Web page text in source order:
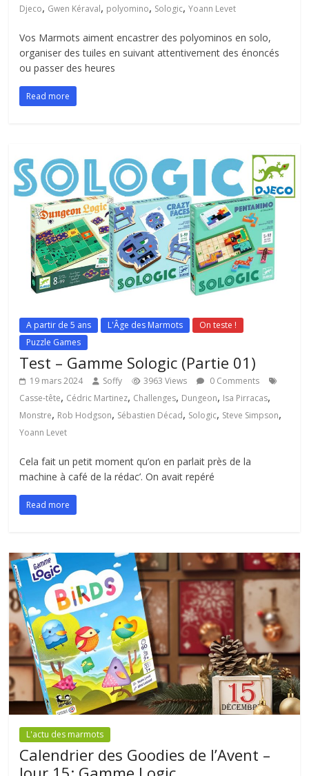
Djeco, Gwen Kéraval, polyomino, Sologic,Yoann Levet
Vos Marmots aiment encastrer des polyominos en solo,
organiser des tuiles en suivant attentivement des énoncés
ou passer des heures
Read more
A partir de 5 ans L'Âge des Marmots
On teste !
Puzzle Games
Test – Gamme Sologic (Partie 01)
19 mars 2024 Soffy 3963 Views
0 Comments
Casse-tête, Cédric Martinez, Challenges, Dungeon, Isa Pirracas,
Monstre, Rob Hodgson, Sébastien Décad, Sologic, Steve Simpson,
Yoann Levet
Cela fait un petit moment qu’on en parlait près de la
machine à café de la rédac’. On avait repéré
Read more
L'actu des marmots
Calendrier des Goodies de l’Avent –